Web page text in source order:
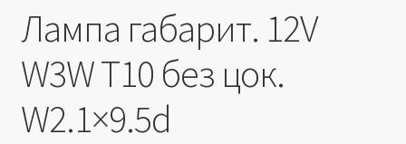
Лампа габарит. 12V
W3W T10 без цок.
W2.1×9.5d